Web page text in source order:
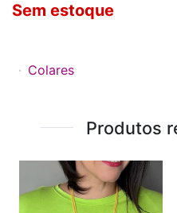
Sem estoque
Colares
Produtos